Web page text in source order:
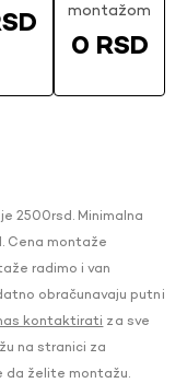
montažom
0 RSD
2500rsd. Minimalna
Cena montaže
radimo i van
obračunavaju putni
kontaktirati za sve
na stranici za
da želite montažu.